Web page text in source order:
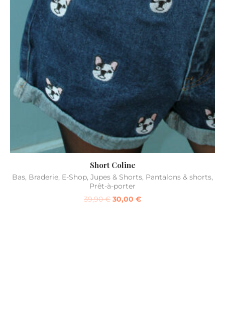
Short Coline
Bas, Braderie, E-Shop, Jupes & Shorts, Pantalons & shorts,
Prêt-à-porter
39,90€ 30,00 €